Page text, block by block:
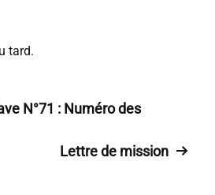
tard.
N°71 : Numéro des
Lettre de mission